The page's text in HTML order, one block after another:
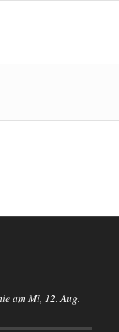
am Mi, 12. Aug.